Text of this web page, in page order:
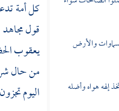
والأرض
إلهه هواه وأضله
كل أمة
قولمجاهد
يعقوب
من حال
اليوم